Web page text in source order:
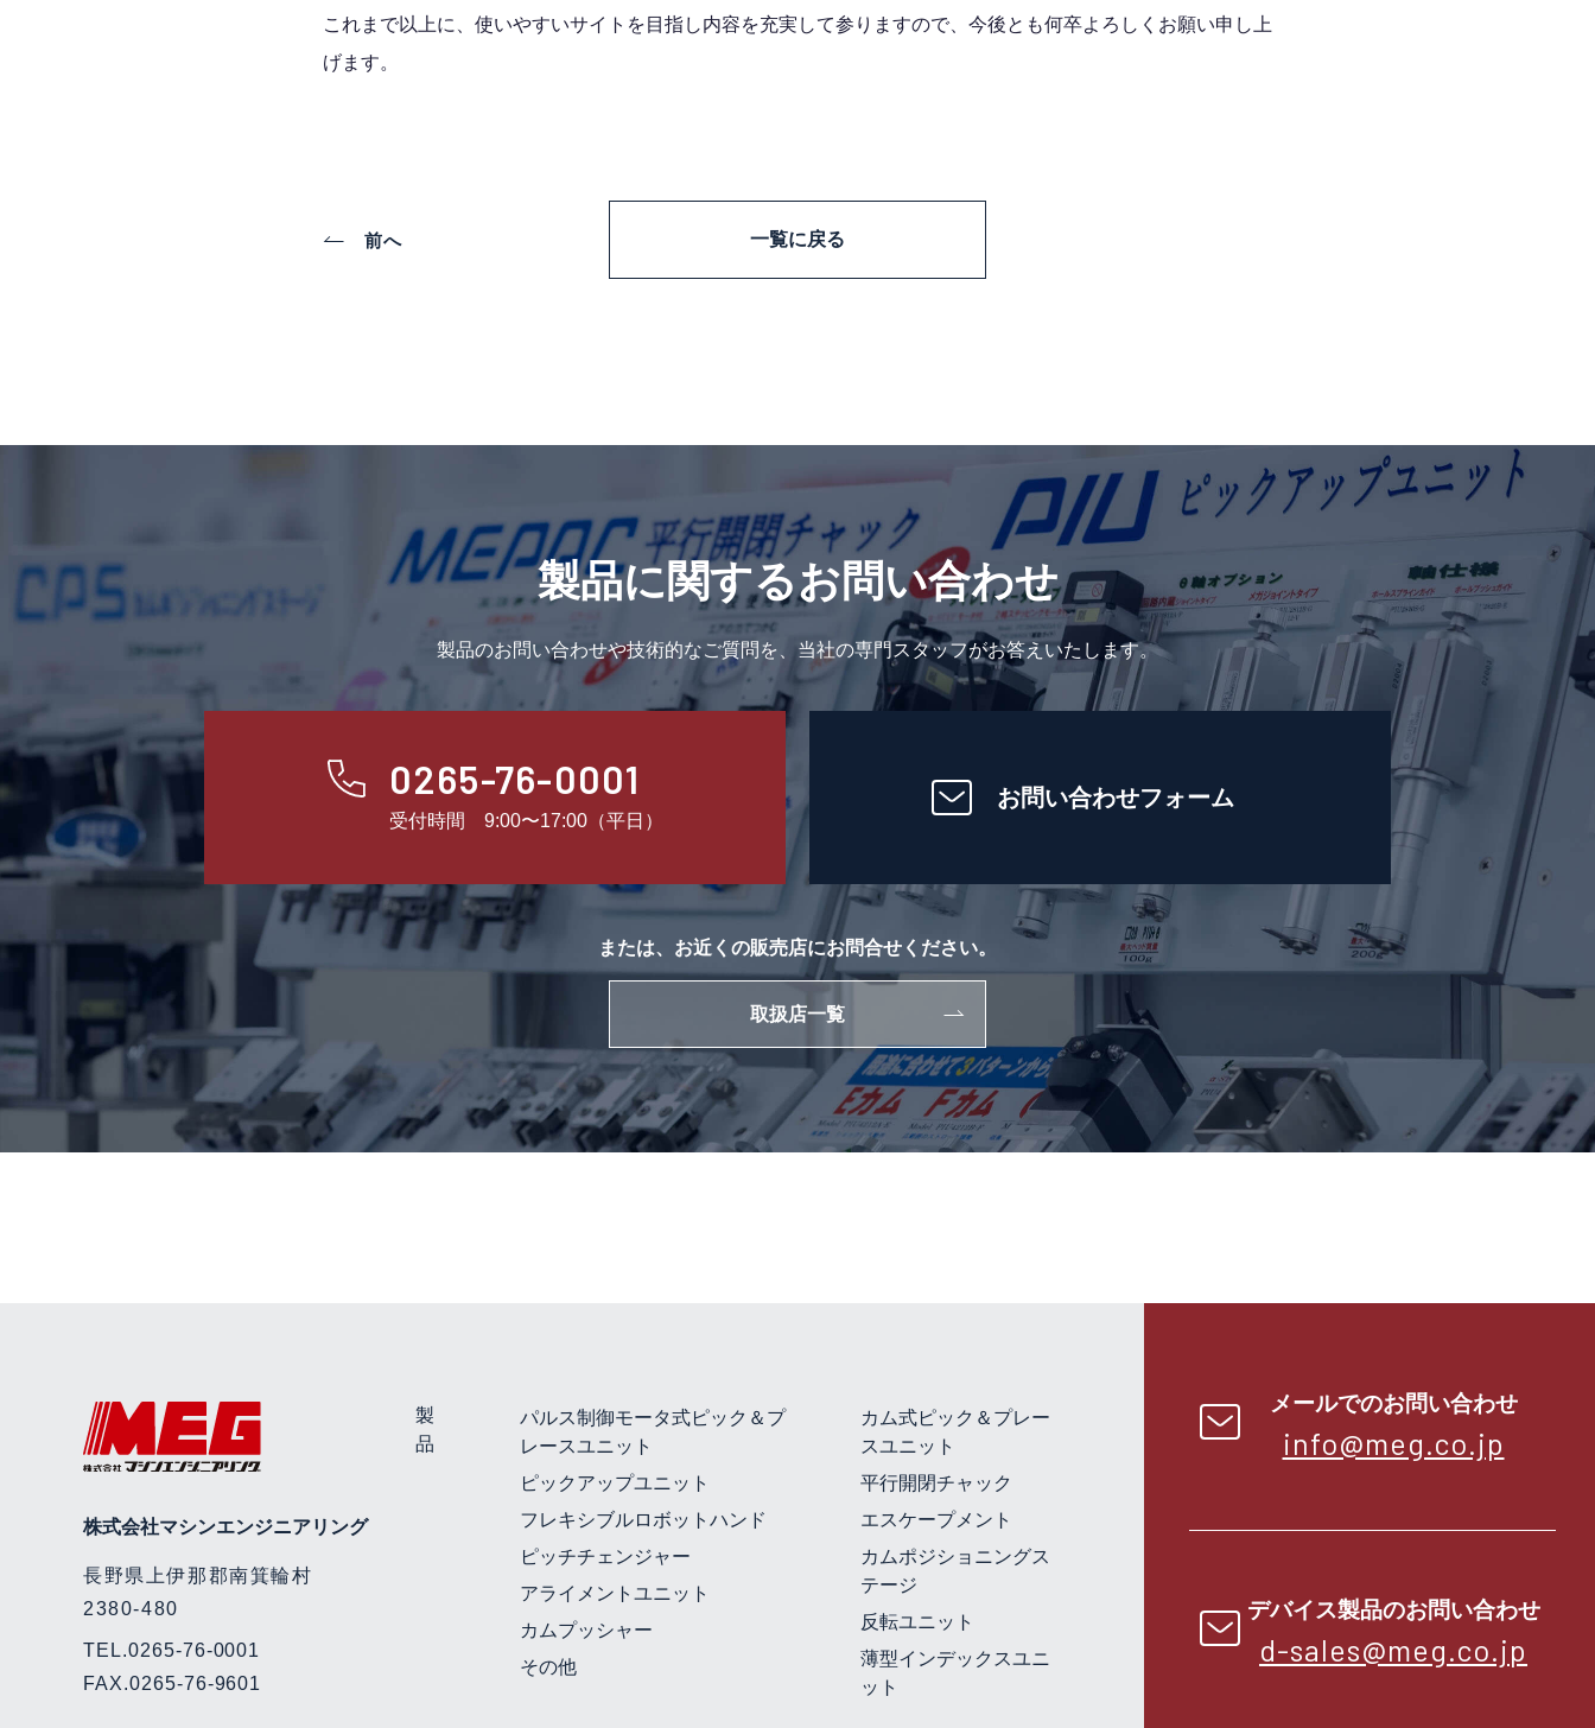
これまで以上に、使いやすいサイトを目指し内容を充実して参りますので、今後とも何卒よろしくお願い申し上
げます。
前へ 一覧に戻る
製品に関するお問い合わせ
製品のお問い合わせや技術的なご質問を、当社の専門スタッフがお答えいたします。
0265-76-0001
受付時間 9:00〜17:00（平日）
お問い合わせフォーム
または、お近くの販売店にお問合せください。
取扱店一覧
メールでのお問い合わせ
info@meg.co.jp
デバイス製品のお問い合わせ
d-sales@meg.co.jp
株式会社マシンエンジニアリング
長野県上伊那郡南箕輪村
2380-480
TEL.0265-76-0001
FAX.0265-76-9601
製
品
パルス制御モータ式ピック＆プ
レースユニット
ピックアップユニット
フレキシブルロボットハンド
ピッチチェンジャー
アライメントユニット
カムプッシャー
その他
カム式ピック＆プレー
スユニット
平行開閉チャック
エスケープメント
カムポジショニングス
テージ
反転ユニット
薄型インデックスユニ
ット